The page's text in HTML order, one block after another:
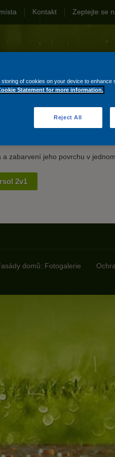
Kontakt Zeptejte se
Pomoc a rady O dřevu
zabarvení jeho povrchu v jednom.
2v1
domů: Fotogalerie
storing of cookies on your device to enhance
Statement for more information.
Reject All